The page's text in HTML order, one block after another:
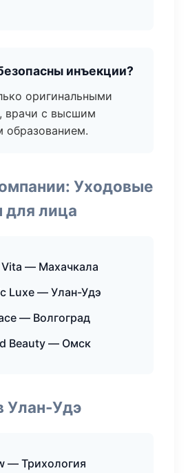
инъекции?
оригинальными
врачи с высшим
образованием.
Уходовые
для лица
— Махачкала
Luxe — Улан-Удэ
— Волгоград
Beauty — Омск
Улан-Удэ
— Трихология